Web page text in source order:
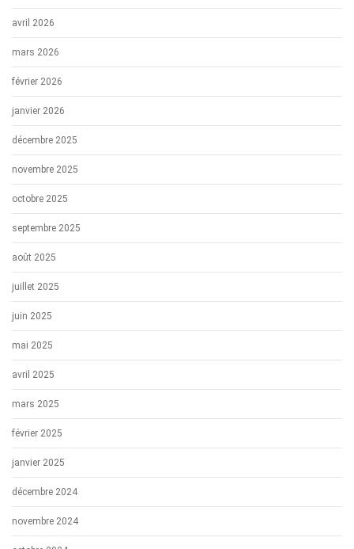
avril 2026
mars 2026
février 2026
janvier 2026
décembre 2025
novembre 2025
octobre 2025
septembre 2025
août 2025
juillet 2025
juin 2025
mai 2025
avril 2025
mars 2025
février 2025
janvier 2025
décembre 2024
novembre 2024